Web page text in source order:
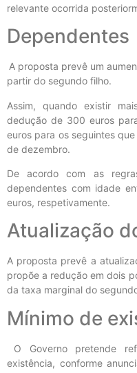
relevante ocorrida
Dependentes
A proposta prevê um
partir do segundo filho.
Assim, quando existir
dedução de 300 euros
euros para os seguintes
de dezembro.
De acordo com as
dependentes com idade
euros, respetivamente.
Atualização
A proposta prevê a
propõe a redução em dois
da taxa marginal do
Mínimo de
O Governo pretende
existência, conforme